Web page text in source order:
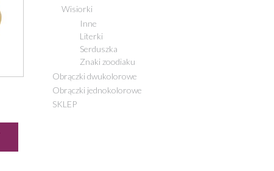
Wisiorki
Inne
Literki
Serduszka
Znaki zoodiaku
Obrączki dwukolorowe
Obrączki jednokolorowe
SKLEP